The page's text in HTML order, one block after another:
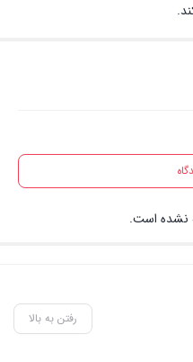
نشده است.
رفتن به بالا